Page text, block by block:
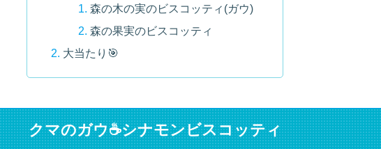
森の木の実のビスコッティ(ガウ)
森の果実のビスコッティ
大当たり🎯
クマのガウ☕シナモンビスコッティ